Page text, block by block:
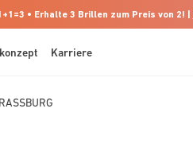
• Erhalte 3 Brillen zum Preis von 2! |
Karriere